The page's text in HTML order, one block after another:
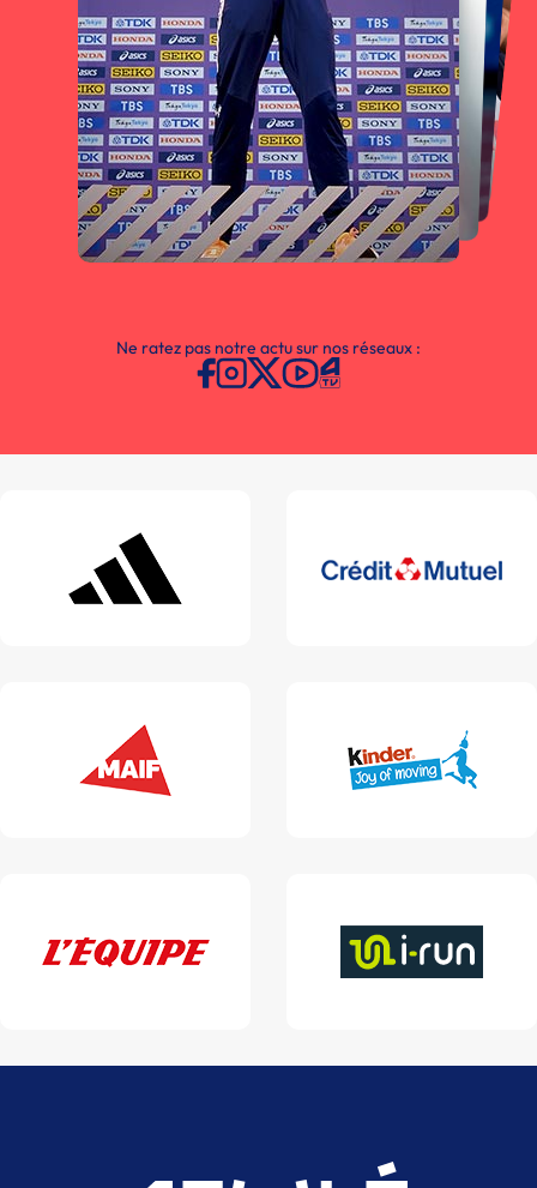
Ne ratez pas notre actu sur nos réseaux :